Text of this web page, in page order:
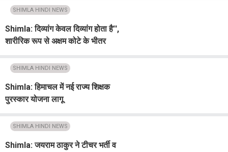
SHIMLA HINDI NEWS
Shimla: दिव्यांग केवल दिव्यांग होता है'',
शारीरिक रूप से अक्षम कोटे के भीतर
हाईकोर्ट
SHIMLA HINDI NEWS
Shimla: हिमाचल में नई राज्य शिक्षक
पुरस्कार योजना लागू
SHIMLA HINDI NEWS
Shimla: जयराम ठाकुर ने टीचर भर्ती व